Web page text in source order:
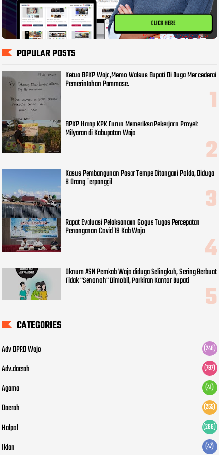
CLICK HERE
POPULAR POSTS
Ketua BPKP Wajo,Memo Walsus Bupati Di Duga Mencederai
Pemerintahan Pammase.
BPKP Harap KPK Turun Memeriksa Pekerjaan Proyek
Milyaran di Kabupatan Wajo
Kasus Pembangunan Pasar Tempe Ditangani Polda, Diduga
8 Orang Terpanggil
Rapat Evaluasi Pelaksanaan Gogus Tugas Percepatan
Penanganan Covid 19 Kab Wajo
Oknum ASN Pemkab Wajo diduga Selingkuh, Sering Berbuat
Tidak "Senonoh" Dimobil, Parkiran Kantor Bupati
CATEGORIES
Adv DPRD Wajo (248)
Adv.daerah (797)
Agama (41)
Daerah (255)
Halpol (266)
Iklan (47)